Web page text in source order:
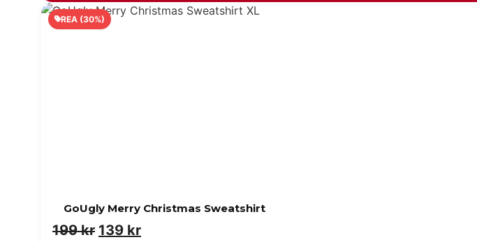
REA (30%)
GoUgly Merry Christmas Sweatshirt
199kr Det
139 krDet